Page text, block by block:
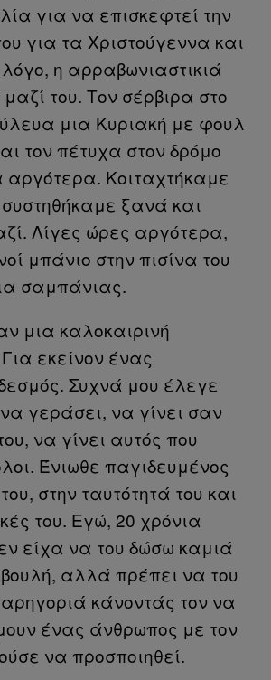
για να επισκεφτεί την
για τα Χριστούγεννα και
η αρραβωνιαστικιά
του. Τον σέρβιρα στο
μια Κυριακή με φουλ
τον πέτυχα στον δρόμο
αργότερα. Κοιταχτήκαμε
ξανά και
Λίγες ώρες αργότερα,
μπάνιο στην πισίνα του
σαμπάνιας.
μια καλοκαιρινή
εκείνον ένας
Συχνά μου έλεγε
γεράσει, να γίνει σαν
να γίνει αυτός που
Ένιωθε παγιδευμένος
στην ταυτότητά του και
του. Εγώ, 20 χρόνια
είχα να του δώσω καμιά
αλλά πρέπει να του
κάνοντάς τον να
ένας άνθρωπος με τον
να προσποιηθεί.